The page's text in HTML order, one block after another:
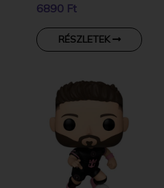
6890 Ft
RÉSZLETEK